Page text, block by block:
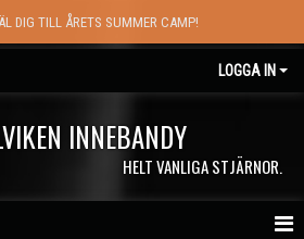
DIG TILL ÅRETS SUMMER CAMP!
LOGGA IN
INNEBANDY
HELT VANLIGA STJÄRNOR.